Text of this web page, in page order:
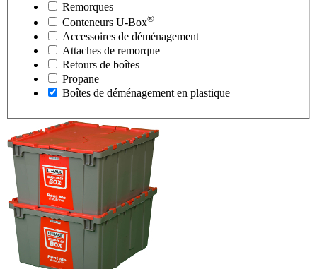
Remorques
Conteneurs U-Box®
Accessoires de déménagement
Attaches de remorque
Retours de boîtes
Propane
Boîtes de déménagement en plastique